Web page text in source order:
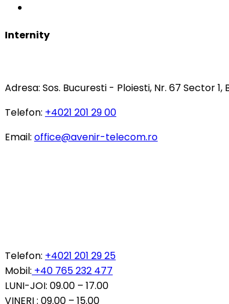
Internity
Adresa: Sos. Bucuresti - Ploiesti, Nr. 67 Sector 1,
Telefon: +4021 201 29 00
Email: office@avenir-telecom.ro
Telefon: +4021 201 29 25
Mobil: +40 765 232 477
LUNI-JOI: 09.00 – 17.00
VINERI : 09.00 – 15.00
cookie-
cookie-
pentru
asigura
a
analiza
traficul
si
pentru